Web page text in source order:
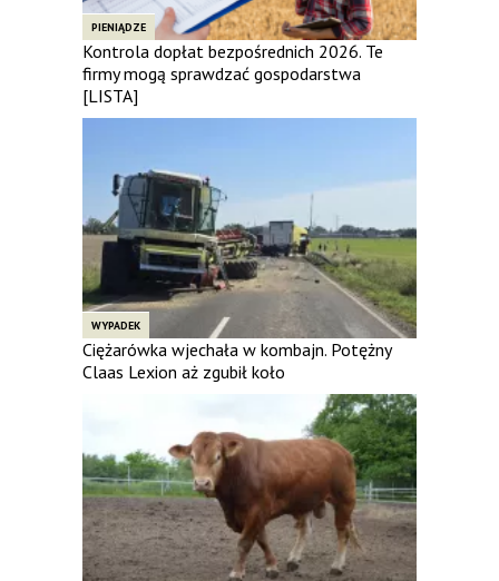
PIENIĄDZE
Kontrola dopłat bezpośrednich 2026. Te
firmy mogą sprawdzać gospodarstwa
[LISTA]
WYPADEK
Ciężarówka wjechała w kombajn. Potężny
Claas Lexion aż zgubił koło